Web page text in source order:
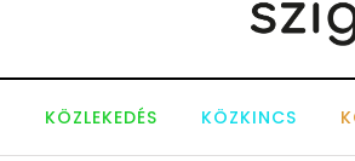
KÖZLEKEDÉS KÖZKINCS